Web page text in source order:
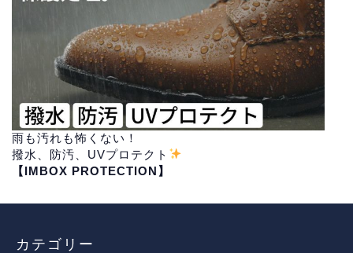
雨も汚れも怖くない！
撥水、防汚、UVプロテクト
【IMBOX PROTECTION】
カテゴリー